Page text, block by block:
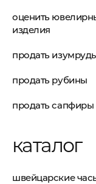
оценить
изделия
продать
продать рубины
продать сапфиры
каталог
швейцарские